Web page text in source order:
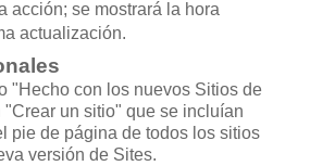
acción; se mostrará la hora
actualización.
"Hecho con los nuevos Sitios de
un sitio" que se incluían
pie de página de todos los sitios
versión de Sites.